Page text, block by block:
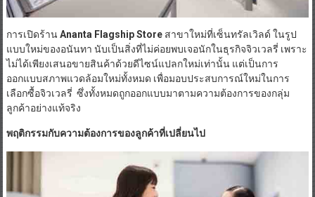
การเปิดร้านAnanta Flagship Storeสาขาใหม่ที่เซ็นทรัลเวิลด์ ในรูป
แบบใหม่ของอนันทา นับเป็นสิ่งที่ไม่ค่อยพบเจอนักในธุรกิจจิวเวลรี่ เพราะ
ไม่ได้เพียงเสนอขายสินค้าด้วยดีไซน์แปลกใหม่เท่านั้น แต่เป็นการ
ออกแบบสภาพแวดล้อมใหม่ทั้งหมด เพื่อมอบประสบการณ์ใหม่ในการ
เลือกซื้อจิวเวลรี่ ซึ่งทั้งหมดถูกออกแบบมาตามความต้องการของกลุ่ม
ลูกค้าอย่างแท้จริง
พฤติกรรมกับความต้องการของลูกค้าที่เปลี่ยนไป